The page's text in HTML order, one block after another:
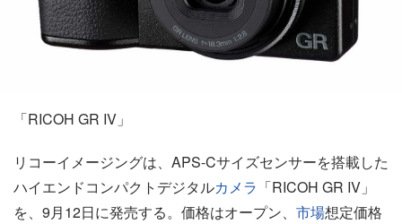
「RICOH GR IV」
リコーイメージングは、APS-Cサイズセンサーを搭載した
ハイエンドコンパクトデジタルカメラ 「RICOH GR IV」
を、9月12日に発売する。価格はオープン、 市場想定価格